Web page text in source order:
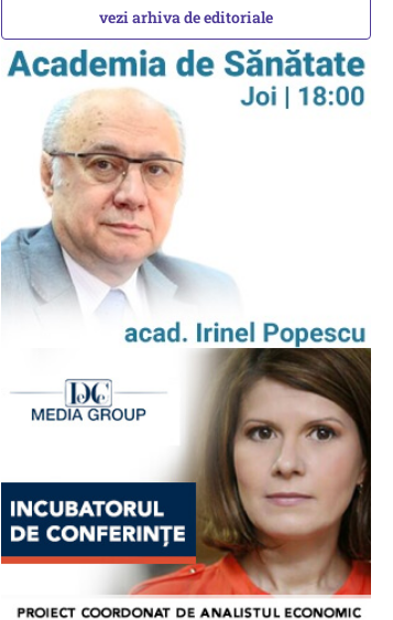
vezi arhiva de editoriale